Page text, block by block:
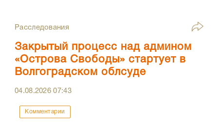
Расследования
Закрытый процесс над админом
«Острова Свободы» стартует в
Волгоградском облсуде
04.08.202607:43
Комментарии